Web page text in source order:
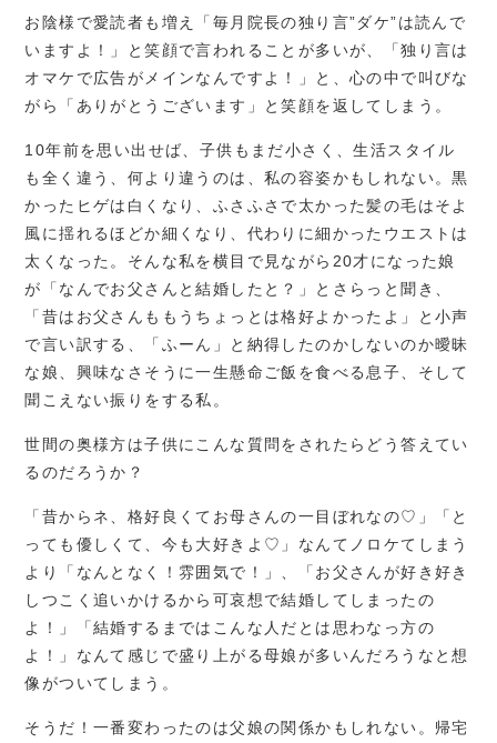
お陰様で愛読者も増え「毎月院長の独り言”ダケ”は読んで
いますよ！」と笑顔で言われることが多いが、「独り言は
オマケで広告がメインなんですよ！」と、心の中で叫びな
がら「ありがとうございます」と笑顔を返してしまう。
10年前を思い出せば、子供もまだ小さく、生活スタイル
も全く違う、何より違うのは、私の容姿かもしれない。黒
かったヒゲは白くなり、ふさふさで太かった髪の毛はそよ
風に揺れるほどか細くなり、代わりに細かったウエストは
太くなった。そんな私を横目で見ながら20才になった娘
が「なんでお父さんと結婚したと？」とさらっと聞き、
「昔はお父さんももうちょっとは格好よかったよ」と小声
で言い訳する、「ふーん」と納得したのかしないのか曖昧
な娘、興味なさそうに一生懸命ご飯を食べる息子、そして
聞こえない振りをする私。
世間の奥様方は子供にこんな質問をされたらどう答えてい
るのだろうか？
「昔からネ、格好良くてお母さんの一目ぼれなの♡」「と
っても優しくて、今も大好きよ♡」なんてノロケてしまう
より「なんとなく！雰囲気で！」、「お父さんが好き好き
しつこく追いかけるから可哀想で結婚してしまったの
よ！」「結婚するまではこんな人だとは思わなっ方の
よ！」なんて感じで盛り上がる母娘が多いんだろうなと想
像がついてしまう。
そうだ！一番変わったのは父娘の関係かもしれない。帰宅